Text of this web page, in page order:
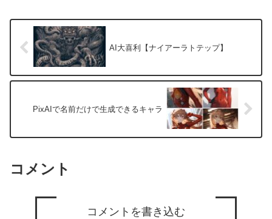
AI大喜利【ナイアーラトテップ】
PixAIで名前だけで生成できるキャラ
コメント
コメントを書き込む